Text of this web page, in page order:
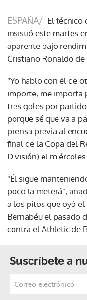
ESPAÑA/ El técnico
insistió este martes
aparente bajo
Cristiano Ronaldo de
"Yo hablo con él de
importe, me importa
tres goles por
porque sé que va a
prensa previa al
final de la Copa del
División) el miércoles.
"Él sigue
poco la meterá",
a los pitos que oyó
Bernabéu el pasado
contra el Athletic de
Suscríbete a